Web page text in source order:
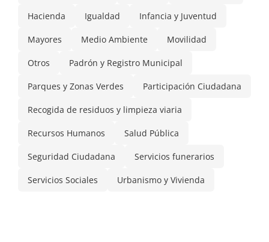
Hacienda Igualdad Infancia y Juventud
Mayores Medio Ambiente Movilidad
Otros Padrón y Registro Municipal
Parques y Zonas Verdes Participación Ciudadana
Recogida de residuos y limpieza viaria
Recursos Humanos Salud Pública
Seguridad Ciudadana Servicios funerarios
Servicios Sociales Urbanismo y Vivienda